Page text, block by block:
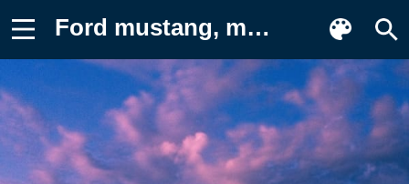
Ford mustang, mustang, автомобиль Обои для телефона